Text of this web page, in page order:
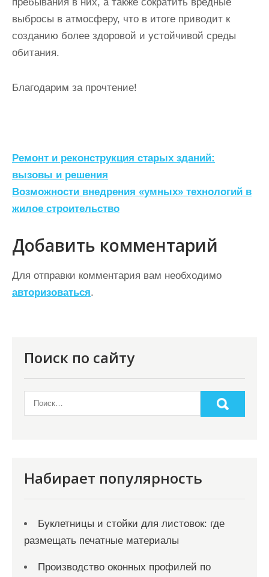
выбросы в атмосферу, что в итоге приводит к
созданию более здоровой и устойчивой среды
обитания.
Благодарим за прочтение!
Н
а
в
и
г
а
ц
и
м
Ремонт и реконструкция старых зданий:
вызовы и решения
Возможности внедрения «умных» технологий в
жилое строительство
Добавить комментарий
Для отправки комментария вам необходимо
авторизоваться.
Поиск по сайту
Набирает популярность
Буклетницы и стойки для листовок: где
размещать печатные материалы
Производство оконных профилей по